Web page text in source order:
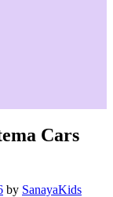
Cars
by SanayaKids